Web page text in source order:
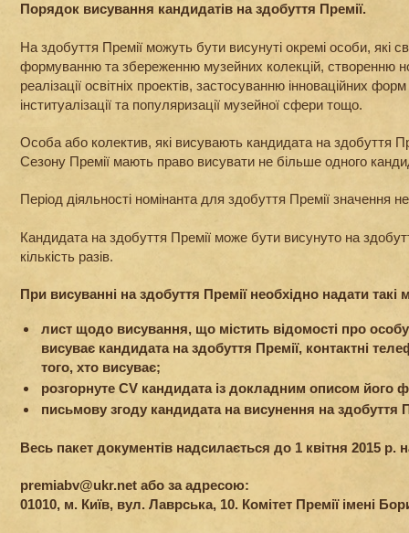
Порядок висування кандидатів на здобуття Премії.
На здобуття Премії можуть бути висунуті окремі особи, які
формуванню та збереженню музейних колекцій, створенню
реалізації освітніх проектів, застосуванню інноваційних форм
інституалізації та популяризації музейної сфери тощо.
Особа або колектив, які висувають кандидата на здобуття
Сезону Премії мають право висувати не більше одного
Період діяльності номінанта для здобуття Премії значення
Кандидата на здобуття Премії може бути висунуто на
кількість разів.
При висуванні на здобуття Премії необхідно надати такі
лист щодо висування, що містить відомості про особу
висуває кандидата на здобуття Премії, контактні
того, хто висуває;
розгорнуте CV кандидата із докладним описом його
письмову згоду кандидата на висунення на здобуття
Весь пакет документів надсилається до 1 квітня 2015 р.
premiabv@ukr.net або за адресою:
01010, м. Київ, вул. Лаврська, 10. Комітет Премії імені